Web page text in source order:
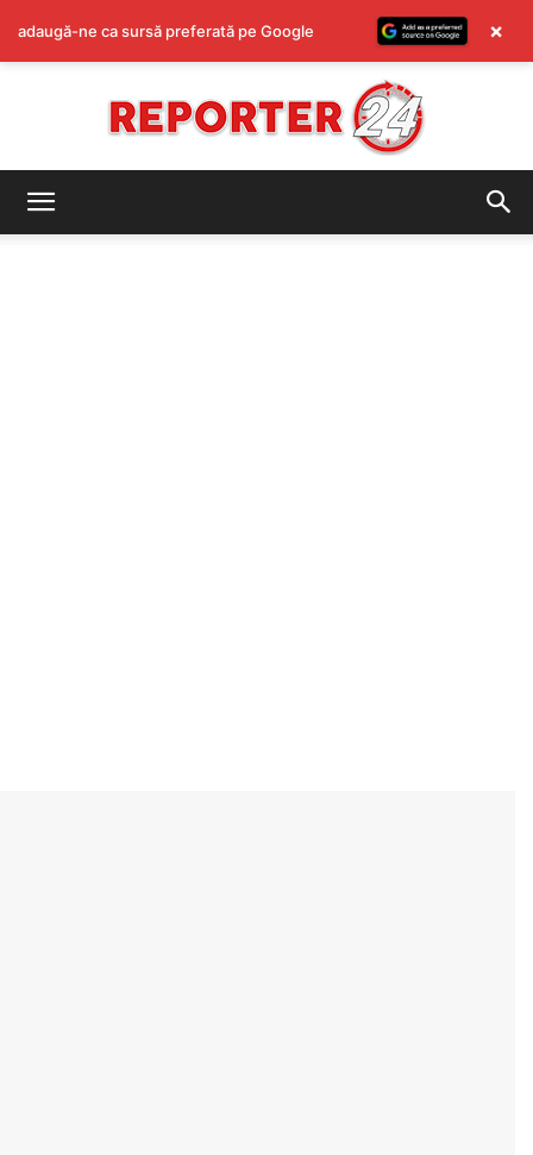
adaugă-ne ca sursă preferată pe Google ×